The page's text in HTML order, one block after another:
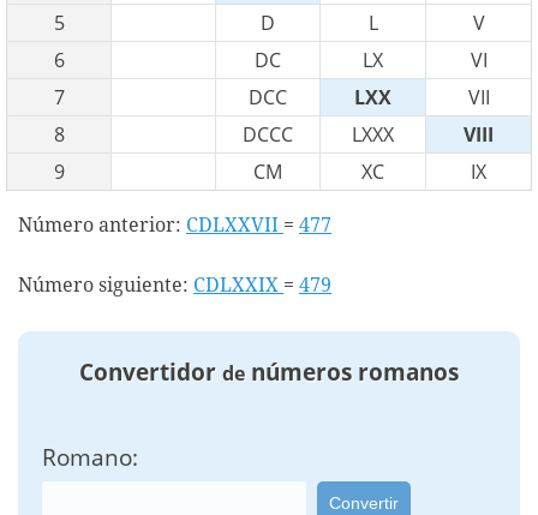
5
D L
V
6
DC LX
VI
7
DCC LXX
VII
8
DCCC LXXX
VIII
9
CM XC IX
Número anterior: CDLXXVII = 477
Número siguiente: CDLXXIX = 479
Convertidor de números romanos
Romano:
Convertir